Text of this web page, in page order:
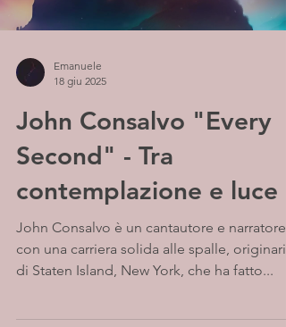
Emanuele
18 giu 2025
John Consalvo "Every
Second" - Tra
contemplazione e luce
John Consalvo è un cantautore e narratore,
con una carriera solida alle spalle, originario
di Staten Island, New York, che ha fatto...